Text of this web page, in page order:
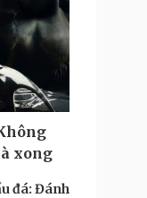
xong
đá: Đánh